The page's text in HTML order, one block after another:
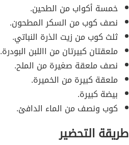
خمسة أكواب من الطحين.
نصف كوب من السكر المطحون.
ثلث كوب من زيت الذرة النباتي.
ملعقتان كبيرتان من االلبن البودرة.
نصف ملعقة صغيرة من الملح.
ملعقة كبيرة من الخميرة.
بيضة كبيرة.
كوب ونصف من الماء الدافئ.
طريقة التحضير